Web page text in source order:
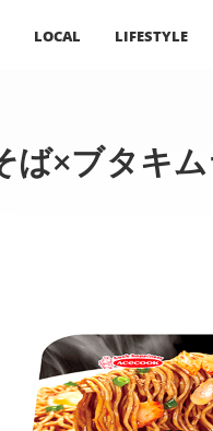
LOCAL LIFESTYLE
ば×ブタキ